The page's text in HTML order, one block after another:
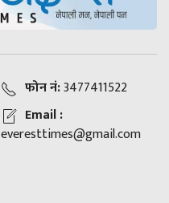
फोन नं:3477411522
Email :
everesttimes@gmail.com